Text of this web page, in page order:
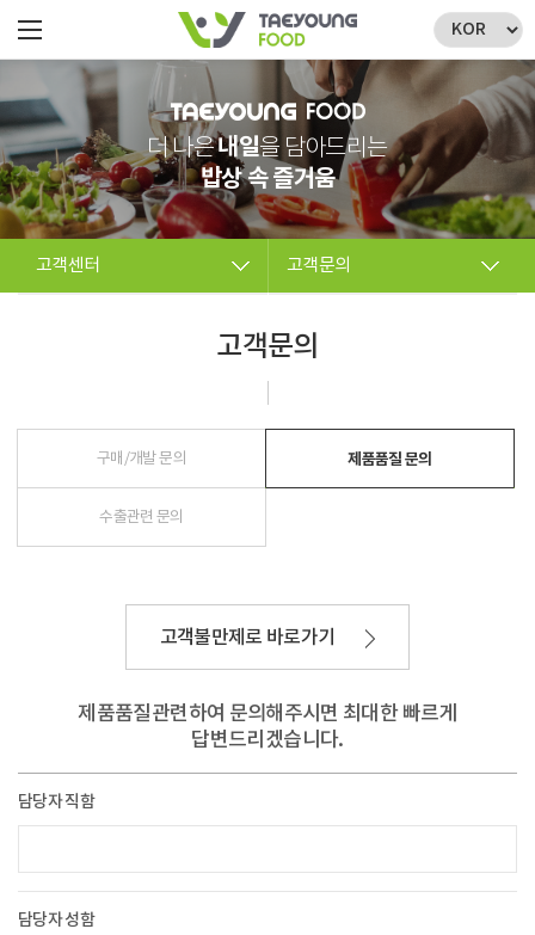
더 나은내일을 담아드리는
밥상 속 즐거움
고객센터
고객센터
고객문의
고객문의
구매/개발 문의 제품품질 문의
수출관련 문의
고객불만제로 바로가기
제품품질관련하여 문의해주시면 최대한 빠르게
답변드리겠습니다.
담당자 직함
담당자 성함